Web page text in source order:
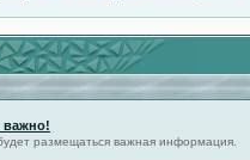
важно!
размещаться важная информация.